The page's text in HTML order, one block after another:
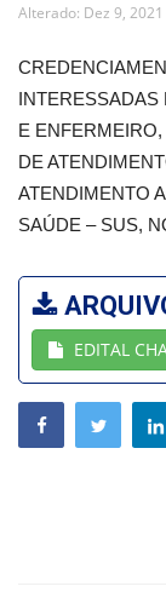
Floriano
Secretarias e
Mural de
Notícias
Webmail
Contato
Alterado: Dez 9, 2021
INTERESSADAS
E
DE
ATENDIMENTO
SAÚDE – SUS,
EDITAL